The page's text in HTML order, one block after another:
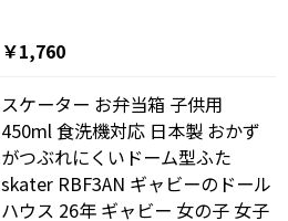
￥1,760
スケーター お弁当箱 子供用
450ml 食洗機対応 日本製 おかず
がつぶれにくいドーム型ふた
skater RBF3AN ギャビーのドール
ハウス 26年 ギャビー 女の子 女子